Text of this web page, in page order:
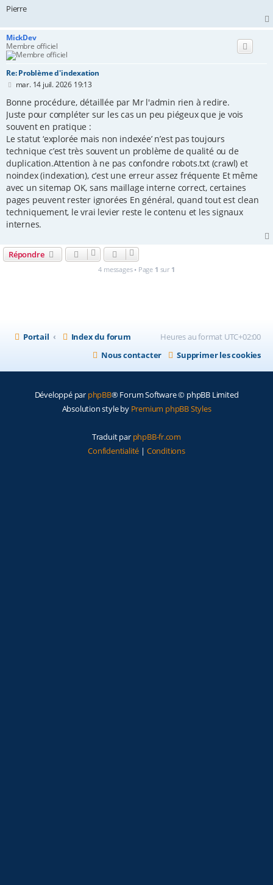
Pierre
MickDev
Membre officiel
Re: Problème d'indexation
M
s
a
g
e
mar. 14 juil. 2026 19:13
Bonne procédure, détaillée par Mr l'admin rien à redire.
Juste pour compléter sur les cas un peu piégeux que je vois
souvent en pratique :
Le statut ‘explorée mais non indexée’ n’est pas toujours
technique c’est très souvent un problème de qualité ou de
duplication.Attention à ne pas confondre robots.txt (crawl) et
noindex (indexation), c’est une erreur assez fréquente Et même
avec un sitemap OK, sans maillage interne correct, certaines
pages peuvent rester ignorées En général, quand tout est clean
techniquement, le vrai levier reste le contenu et les signaux
internes.
Répondre
4 messages • Page 1 sur 1
Portail Index du forum Heures au format UTC+02:00
Supprimer les cookies
Nous contacter
Développé par phpBB® Forum Software © phpBB Limited
Absolution style by Premium phpBB Styles
Traduit par phpBB-fr.com
Confidentialité | Conditions